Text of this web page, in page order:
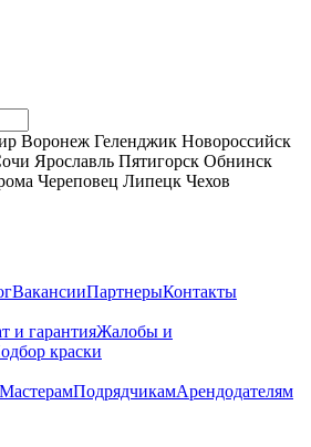
Воронеж Геленджик Новороссийск
Ярославль Пятигорск Обнинск
Череповец Липецк Чехов
ВакансииПартнерыКонтакты
и гарантияЖалобы и
краски
МастерамПодрядчикамАрендодателям